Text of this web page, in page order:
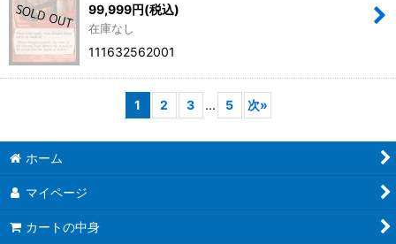
99,999円(税込)
在庫なし
111632562001
1 2 3 ... 5 次»
ホーム
マイページ
カートの中身